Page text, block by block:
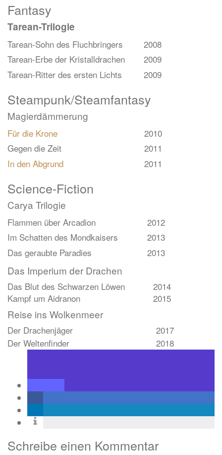
Fantasy
Tarean-Trilogie
Tarean-Sohn des Fluchbringers
2008
Tarean-Erbe der Kristalldrachen
2009
Tarean-Ritter des ersten Lichts
2009
Steampunk/Steamfantasy
Magierdämmerung
Für die Krone
2010
Gegen die Zeit
2011
In den Abgrund
2011
Science-Fiction
Carya Trilogie
Flammen über Arcadion
2012
Im Schatten des Mondkaisers
2013
Das geraubte Paradies
2013
Das Imperium der Drachen
Das Blut des Schwarzen Löwen
2014
Kampf um Aidranon
2015
Reise ins Wolkenmeer
Der Drachenjäger
2017
Der Weltenfinder
2018
Schreibe einen Kommentar